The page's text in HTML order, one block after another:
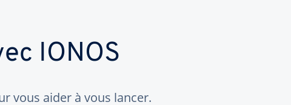
IONOS
vous aider à vous lancer.